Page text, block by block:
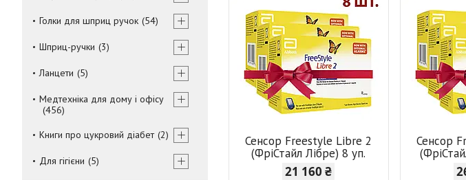
Сенсор Freestyle Libre 2
(ФріСтайл Лібре) 8 уп.
21 160 ₴
Сенсор
Голки для шприц ручок 54
Шприц-ручки 3
Ланцети 5
Медтехніка для дому і офісу
456
Книги про цукровий діабет 2
Для гігієни 5